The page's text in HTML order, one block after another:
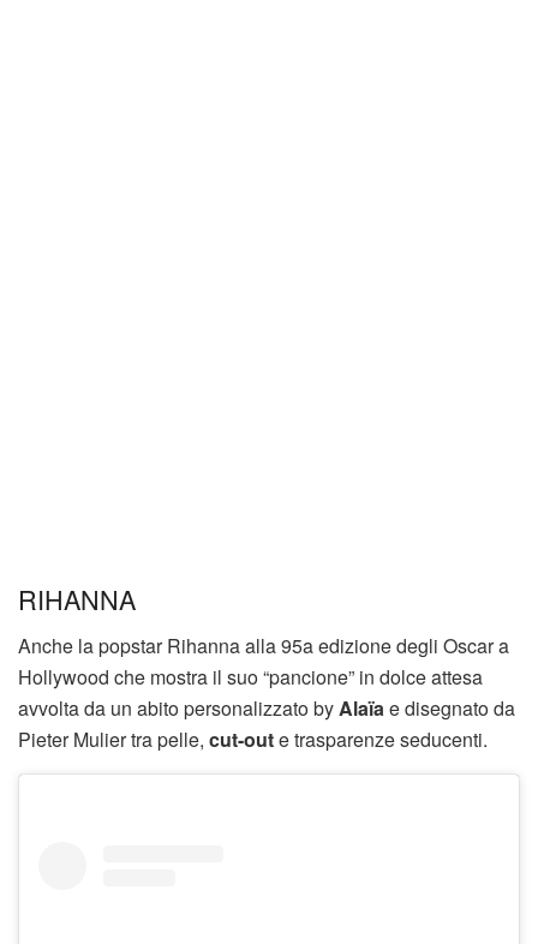
RIHANNA
Anche la popstar Rihanna alla 95a edizione degli Oscar a
Hollywood che mostra il suo “pancione” in dolce attesa
avvolta da un abito personalizzato byAlaïae disegnato da
Pieter Mulier tra pelle, cut-oute trasparenze seducenti.